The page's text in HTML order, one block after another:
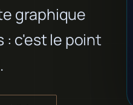
graphique
: c'est le point